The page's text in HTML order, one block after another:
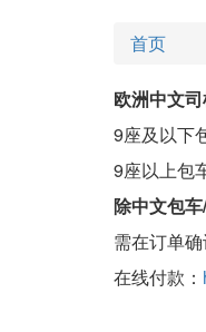
首页
欧洲中文
9座及以下
9座以上包
除中文包
需在订单
在线付款：